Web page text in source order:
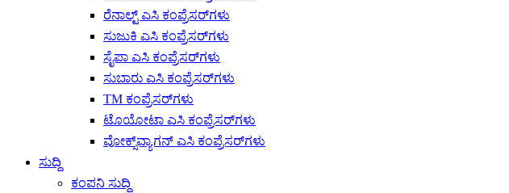
ರೆನಾಲ್ಟ್ ಎಸಿ ಕಂಪ್ರೆಸರ್‌ಗಳು
ಸುಜುಕಿ ಎಸಿ ಕಂಪ್ರೆಸರ್‌ಗಳು
ಸೈಪಾ ಎಸಿ ಕಂಪ್ರೆಸರ್‌ಗಳು
ಸುಬಾರು ಎಸಿ ಕಂಪ್ರೆಸರ್‌ಗಳು
TM ಕಂಪ್ರೆಸರ್‌ಗಳು
ಟೊಯೋಟಾ ಎಸಿ ಕಂಪ್ರೆಸರ್‌ಗಳು
ವೋಕ್ಸ್‌ವ್ಯಾಗನ್ ಎಸಿ ಕಂಪ್ರೆಸರ್‌ಗಳು
ಸುದ್ದಿ
ಕಂಪನಿ ಸುದ್ದಿ